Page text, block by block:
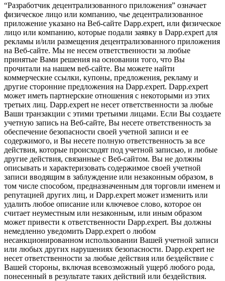
“Разработчик децентрализованного приложения” означает
физическое лицо или компанию, чье децентрализованное
приложение указано на Веб-сайте Dapp.expert, или физическое
лицо или компанию, которые подали заявку в Dapp.expert для
рекламы и/или размещения децентрализованного приложения
на Веб-сайте. Мы не несем ответственности за любые
принятые Вами решения на основании того, что Вы
прочитали на нашем веб-сайте. Вы можете найти
коммерческие ссылки, купоны, предложения, рекламу и
другие сторонние предложения на Dapp.expert. Dapp.expert
может иметь партнерские отношения с некоторыми из этих
третьих лиц. Dapp.expert не несет ответственности за любые
Ваши транзакции с этими третьими лицами. Если Вы создаете
учетную запись на Веб-сайте, Вы несете ответственность за
обеспечение безопасности своей учетной записи и ее
содержимого, и Вы несете полную ответственность за все
действия, которые происходят под учетной записью, и любые
другие действия, связанные с Веб-сайтом. Вы не должны
описывать и характеризовать содержимое своей учетной
записи вводящим в заблуждение или незаконным образом, в
том числе способом, предназначенным для торговли именем и
репутацией других лиц, и Dapp.expert может изменить или
удалить любое описание или ключевое слово, которое он
считает неуместным или незаконным, или иным образом
может привести к ответственности Dapp.expert. Вы должны
немедленно уведомить Dapp.expert о любом
несанкционированном использовании Вашей учетной записи
или любых других нарушениях безопасности. Dapp.expert не
несет ответственности за любые действия или бездействие с
Вашей стороны, включая всевозможный ущерб любого рода,
понесенный в результате таких действий или бездействия.